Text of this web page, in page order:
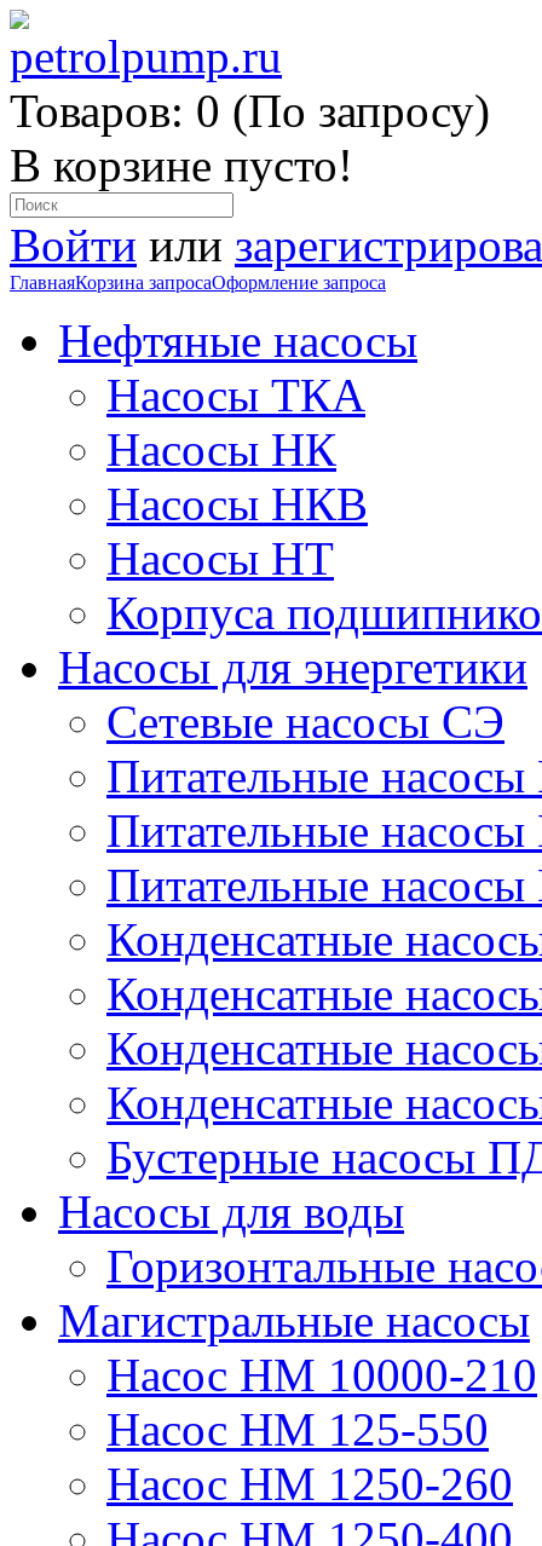
Товаров: 0 (По запросу)
В корзине пусто!
Войти или
ГлавнаяКорзина запросаОформление запроса
Нефтяные насосы
Насосы ТКА
Насосы НК
Насосы НКВ
Насосы НТ
Корпуса
Насосы для энергетики
Сетевые насосы СЭ
Питательные
Питательные
Питательные
Конденсатные
Конденсатные
Конденсатные
Конденсатные
Бустерные насосы
Насосы для воды
Горизонтальные
Магистральные насосы
Насос НМ 10000-210
Насос НМ 125-550
Насос НМ 1250-260